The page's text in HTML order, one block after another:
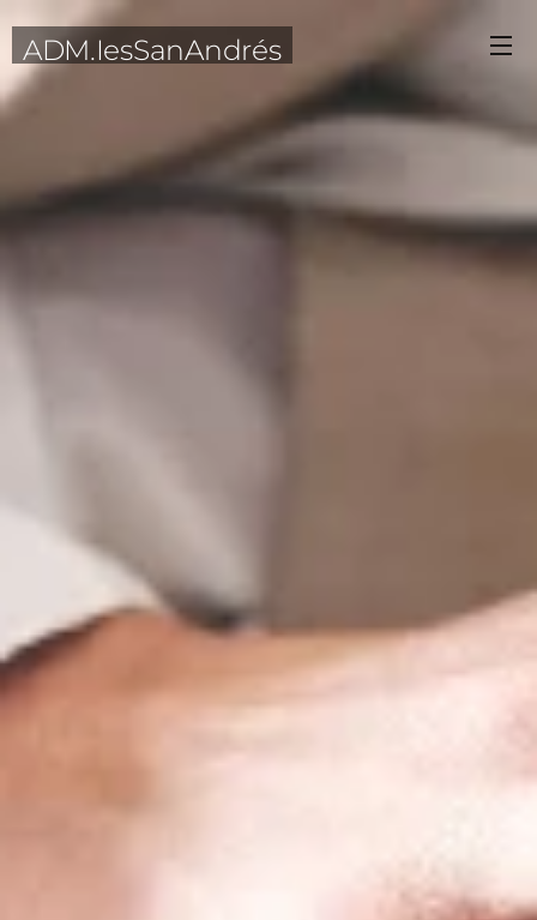
ADM.IesSanAndrés